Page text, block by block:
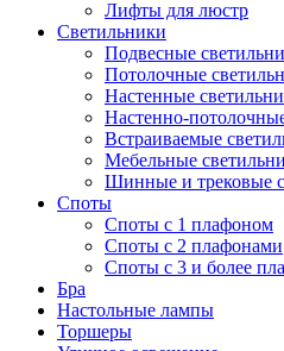
Лифты для люстр
Светильники
Подвесные
Потолочные
Настенные
Настенно-
Встраиваемые
Мебельные
Шинные и трековые
Споты
Споты с 1 плафоном
Споты с 2 плафонами
Споты с 3 и более
Бра
Настольные лампы
Торшеры